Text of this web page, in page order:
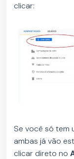
clicar:
Se você só tem
ambas já vão
clicar direto no